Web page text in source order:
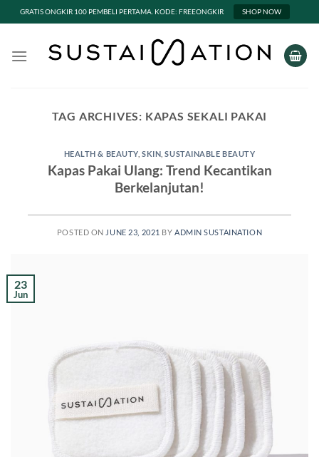
GRATIS ONGKIR 100 PEMBELI PERTAMA. KODE: FREEONGKIR SHOP NOW
TAG ARCHIVES: KAPAS SEKALI PAKAI
HEALTH & BEAUTY,SKIN ,SUSTAINABLE BEAUTY
Kapas Pakai Ulang: Trend Kecantikan
Berkelanjutan!
POSTED ON JUNE 23, 2021 BYADMIN SUSTAINATION
23
Jun